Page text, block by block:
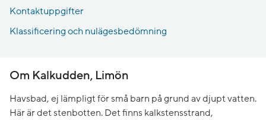
Kontaktuppgifter
Klassificering och nulägesbedömning
Om Kalkudden, Limön
Havsbad, ej lämpligt för små barn på grund av djupt vatten.
Här är det stenbotten. Det finns kalkstensstrand,